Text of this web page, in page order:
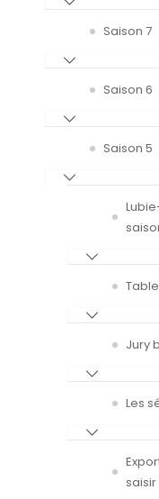
Saison 7
Saison 6
Saison 5
Jury
Les
saisir